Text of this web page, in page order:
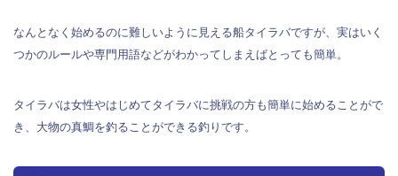
なんとなく始めるのに難しいように見える船タイラバですが、実はいく
つかのルールや専門用語などがわかってしまえばとっても簡単。
タイラバは女性やはじめてタイラバに挑戦の方も簡単に始めることがで
き、大物の真鯛を釣ることができる釣りです。